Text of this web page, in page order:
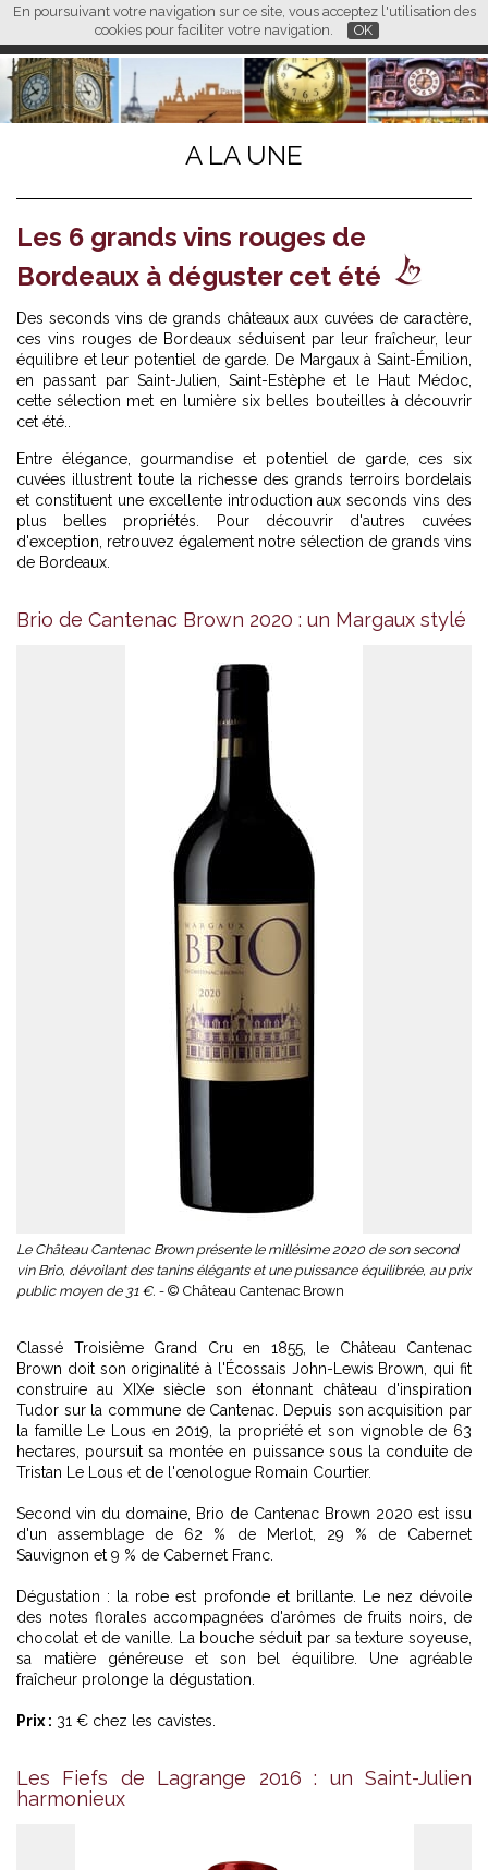
En poursuivant votre navigation sur ce site, vous acceptez l'utilisation des
cookies pour faciliter votre navigation.
OK
FR EN CN
L M
A LA UNE
Les 6 grands vins rouges de
Bordeaux à déguster cet été
Des seconds vins de grands châteaux aux cuvées de caractère,
ces vins rouges de Bordeaux séduisent par leur fraîcheur, leur
équilibre et leur potentiel de garde. De Margaux à Saint-Émilion,
en passant par Saint-Julien, Saint-Estèphe et le Haut Médoc,
cette sélection met en lumière six belles bouteilles à découvrir
cet été..
Entre élégance, gourmandise et potentiel de garde, ces six
cuvées illustrent toute la richesse des grands terroirs bordelais
et constituent une excellente introduction aux seconds vins des
plus belles propriétés. Pour découvrir d'autres cuvées
d'exception, retrouvez également notre sélection de grands vins
de Bordeaux
Brio de Cantenac Brown 2020 : un Margaux stylé
Le Château Cantenac Brown présente le millésime 2020 de son second
vin Brio, dévoilant des tanins élégants et une puissance équilibrée, au prix
public moyen de 31 €. - © Château Cantenac Brown
Classé Troisième Grand Cru en 1855, le Château Cantenac
Brown doit son originalité à l'Écossais John-Lewis Brown, qui fit
construire au XIXe siècle son étonnant château d'inspiration
Tudor sur la commune de Cantenac. Depuis son acquisition par
la famille Le Lous en 2019, la propriété et son vignoble de 63
hectares, poursuit sa montée en puissance sous la conduite de
Tristan Le Lous et de l'œnologue Romain Courtier.
Second vin du domaine, Brio de Cantenac Brown 2020 est issu
d'un assemblage de 62 % de Merlot, 29 % de Cabernet
Sauvignon et 9 % de Cabernet Franc.
Dégustation : la robe est profonde et brillante. Le nez dévoile
des notes florales accompagnées d'arômes de fruits noirs, de
chocolat et de vanille. La bouche séduit par sa texture soyeuse,
sa matière généreuse et son bel équilibre. Une agréable
fraîcheur prolonge la dégustation.
Prix : 31 € chez les cavistes.
Les Fiefs de Lagrange 2016 : un Saint-Julien
harmonieux